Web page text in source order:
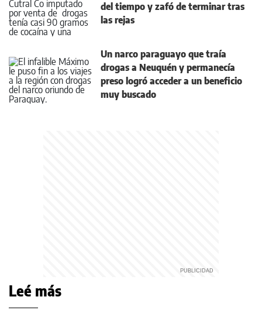
del tiempo y zafó de terminar tras
las rejas
Un narco paraguayo que traía
drogas a Neuquén y permanecía
preso logró acceder a un beneficio
muy buscado
Leé más